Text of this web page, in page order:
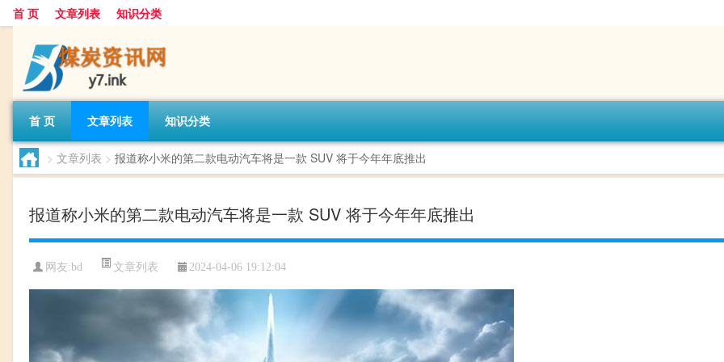
首 页 文章列表 知识分类
首 页 文章列表 知识分类
> 文章列表 > 报道称小米的第二款电动汽车将是一款 SUV 将于今年年底推出
报道称小米的第二款电动汽车将是一款 SUV 将于今年年底推出
网友:bd 文章列表 2024-04-06 19:12:04